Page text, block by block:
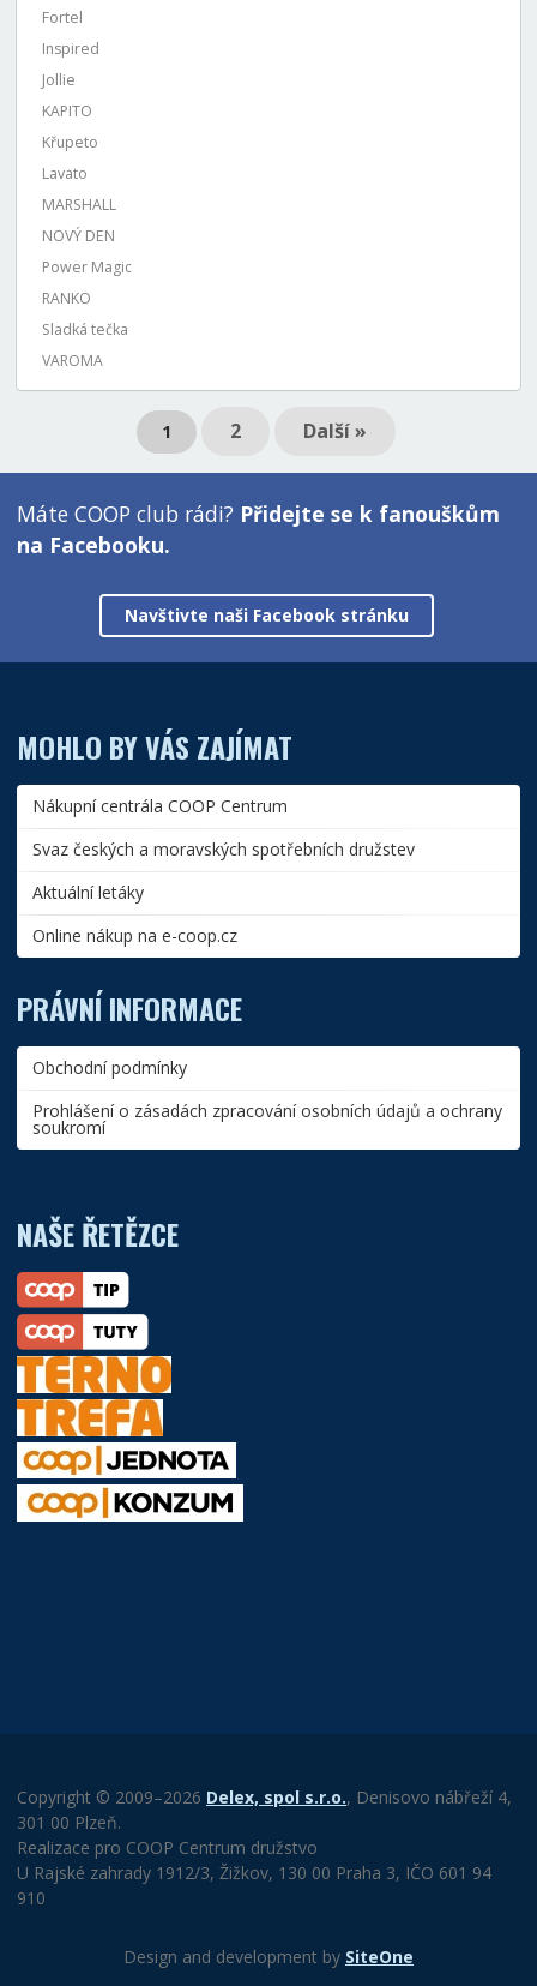
Fortel
Inspired
Jollie
KAPITO
Křupeto
Lavato
MARSHALL
NOVÝ DEN
Power Magic
RANKO
Sladká tečka
VAROMA
1 2 Další »
Máte COOP club rádi? Přidejte se k fanouškům
na Facebooku.
Navštivte naši Facebook stránku
MOHLO BY VÁS ZAJÍMAT
Nákupní centrála COOP Centrum
Svaz českých a moravských spotřebních družstev
Aktuální letáky
Online nákup na e-coop.cz
PRÁVNÍ INFORMACE
Obchodní podmínky
Prohlášení o zásadách zpracování osobních údajů a ochrany
soukromí
NAŠE ŘETĚZCE
Copyright © 2009–2026 Delex, spol s.r.o., Denisovo nábřeží 4,
301 00 Plzeň.
Realizace pro COOP Centrum družstvo
U Rajské zahrady 1912/3, Žižkov, 130 00 Praha 3, IČO 601 94
910
Design and development by SiteOne